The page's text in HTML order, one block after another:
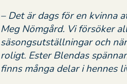
– Det är dags för en kvinna
Meg Nömgård. Vi försöker
säsongsutställningar och
roligt. Ester Blendas
finns många delar i hennes